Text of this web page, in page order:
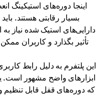
اینجا دوره‌های استیکینگ
بسیار رقابتی هستند.
دارایی‌های استیک شده نیاز به
تأثیر بگذارد و کاربران
ابزارهای واضح مشهور است.
که دوره‌های قفل قابل تنظیم